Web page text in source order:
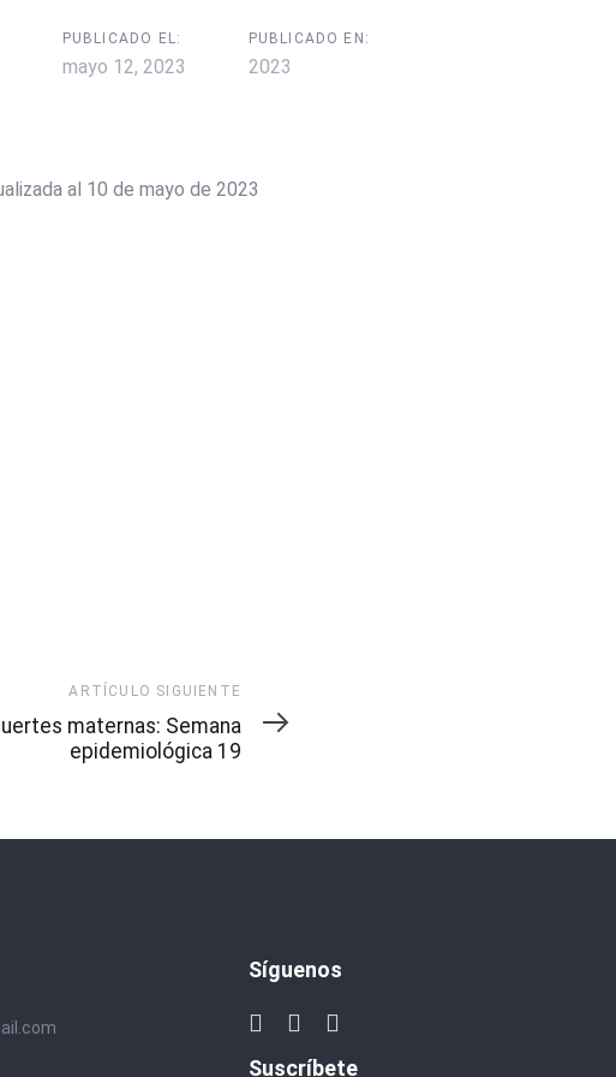
PUBLICADO EL:
mayo 12, 2023
PUBLICADO EN:
2023
al 10 de mayo de 2023
ARTÍCULO SIGUIENTE
maternas: Semana
epidemiológica 19
Síguenos
Suscríbete